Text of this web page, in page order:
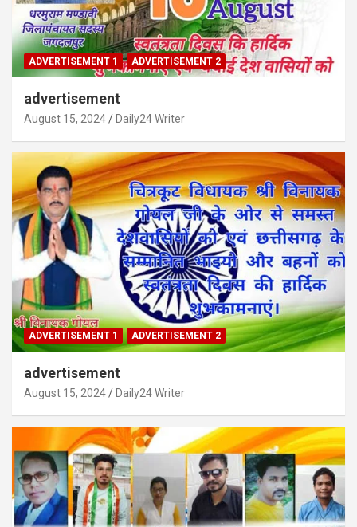
ADVERTISEMENT 1 ADVERTISEMENT 2
advertisement
August 15, 2024 Daily24 Writer
ADVERTISEMENT 1 ADVERTISEMENT 2
advertisement
August 15, 2024 Daily24 Writer